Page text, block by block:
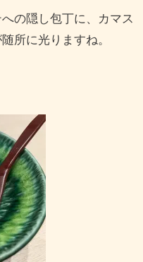
の隠し包丁に、カマス
所に光りますね。